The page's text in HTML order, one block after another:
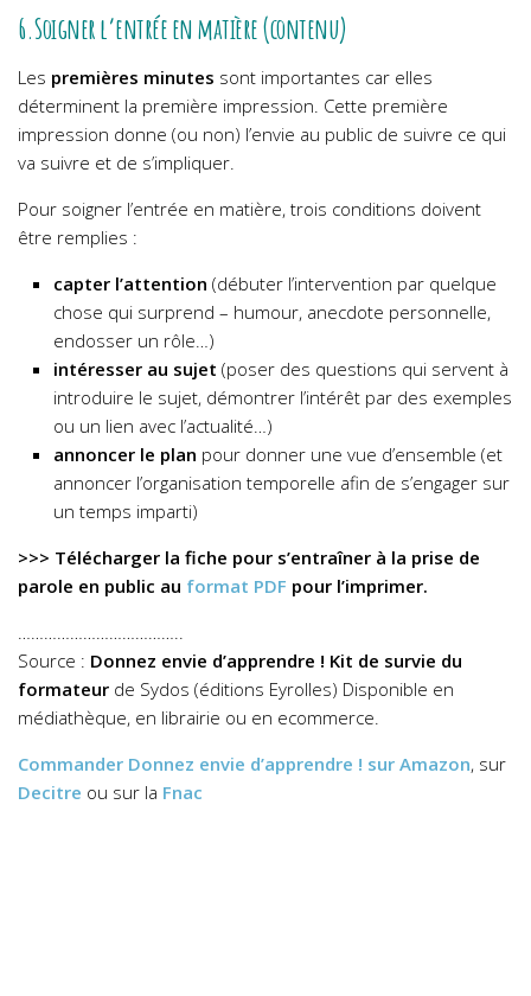
6.Soigner l’entrée en matière (contenu)
Les premières minutes sont importantes car elles
déterminent la première impression. Cette première
impression donne (ou non) l’envie au public de suivre ce qui
va suivre et de s’impliquer.
Pour soigner l’entrée en matière, trois conditions doivent
être remplies :
capter l’attention (débuter l’intervention par quelque
chose qui surprend – humour, anecdote personnelle,
endosser un rôle…)
intéresser au sujet (poser des questions qui servent à
introduire le sujet, démontrer l’intérêt par des exemples
ou un lien avec l’actualité…)
annoncer le plan pour donner une vue d’ensemble (et
annoncer l’organisation temporelle afin de s’engager sur
un temps imparti)
>>> Télécharger la fiche pour s’entraîner à la prise de
parole en public au format PDF pour l’imprimer.
………………………………..
Source : Donnez envie d’apprendre ! Kit de survie du
formateur de Sydos (éditions Eyrolles) Disponible en
médiathèque, en librairie ou en ecommerce.
Commander Donnez envie d’apprendre ! sur Amazon, sur
Decitre ou sur la Fnac